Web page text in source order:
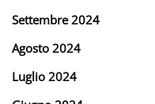
Settembre 2024
Agosto 2024
Luglio 2024